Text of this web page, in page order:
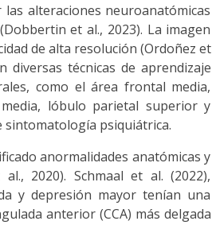
alteraciones neuroanatómicas
et al., 2023). La imagen
de alta resolución (Ordoñez et
diversas técnicas de aprendizaje
como el área frontal media,
lóbulo parietal superior y
psiquiátrica.
anormalidades anatómicas y
2020). Schmaal et al. (2022),
y depresión mayor tenían una
anterior (CCA) más delgada